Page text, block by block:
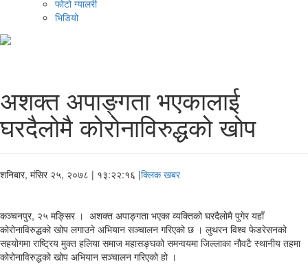
फोटो ग्यालरी
भिडियो
अशक्त अपाङ्गता भएकालाई
घरदैलोमै कोरोनाविरुद्धको खोप
शनिबार, मंसिर २५, २०७८ | १३:२२:१६ |क्लिक खबर
कञ्चनपुर, २५ मङ्सिर । अशक्त अपाङ्गता भएका व्यक्तिको घरदैलोमै पुगेर यहाँ
कोरोनाविरुद्धको खोप लगाउने अभियान सञ्चालन गरिएको छ । लुथरन विश्व फेडरेसनको
सहयोगमा राष्ट्रिय मुक्त हलिया समाज महासङ्घको समन्वयमा जिल्लाका नौवटै स्थानीय तहमा
कोरोनाविरुद्धको खोप अभियान सञ्चालन गरिएको हो ।